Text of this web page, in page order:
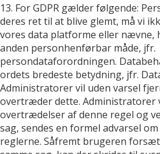
13. For GDPR gælder følgende:
deres ret til at blive glemt, må vi
vores data platforme eller nævne,
anden personhenførbar måde, jfr.
persondataforordningen.
ordets bredeste betydning, jfr.
Administratorer vil uden varsel
overtræder dette. Administratorer
overtrædelser af denne regel og
sag, sendes en formel advarsel
reglerne. Såfremt brugeren